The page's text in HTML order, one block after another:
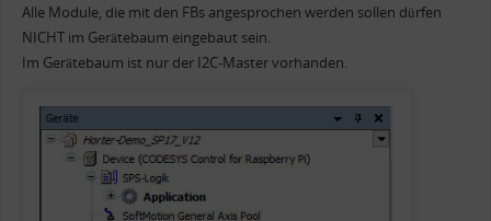
Alle Module, die mit den FBs angesprochen werden sollen dürfen
NICHT im Gerätebaum eingebaut sein.
Im Gerätebaum ist nur der I2C-Master vorhanden.